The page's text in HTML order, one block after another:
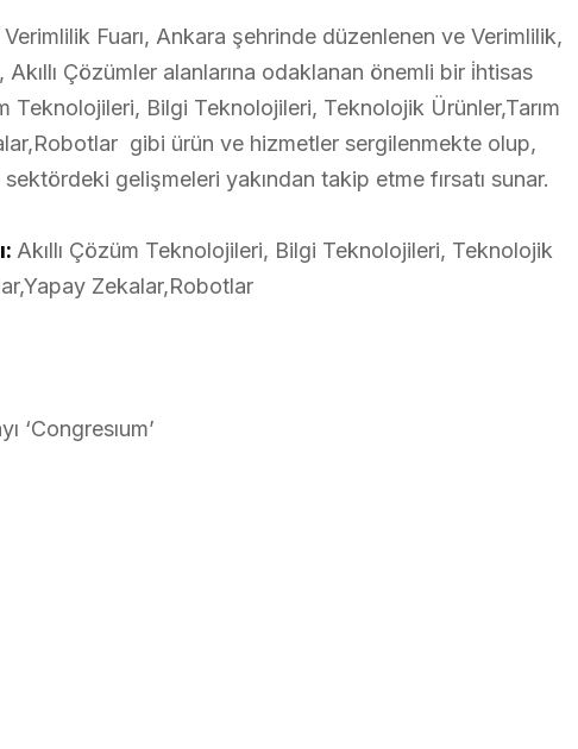
Fuarı, Ankara şehrinde düzenlenen ve Verimlilik,
Çözümler alanlarına odaklanan önemli bir i̇htisas
Teknolojileri, Bilgi Teknolojileri, Teknolojik Ürünler,Tarım
gibi ürün ve hizmetler sergilenmekte olup,
gelişmeleri yakından takip etme fırsatı sunar.
Akıllı Çözüm Teknolojileri, Bilgi Teknolojileri, Teknolojik
Zekalar,Robotlar
‘Congresıum’